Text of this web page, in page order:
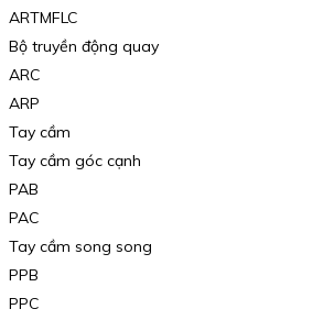
ARTMFLC
Bộ truyền động quay
ARC
ARP
Tay cầm
Tay cầm góc cạnh
PAB
PAC
Tay cầm song song
PPB
PPC